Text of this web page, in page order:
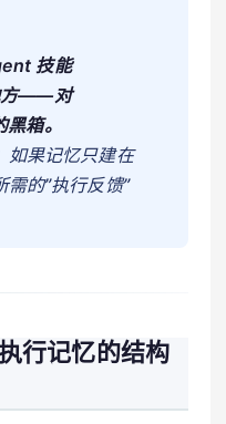
技能
方——对
箱。
如果记忆只建在
的”执行反馈”
行记忆的结构